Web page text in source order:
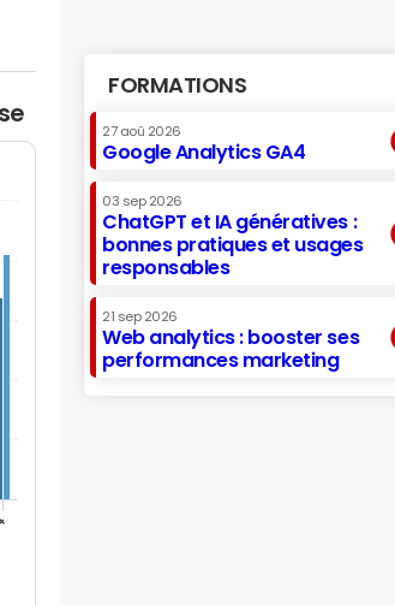
FORMATIONS
27 aoû 2026
Google Analytics GA4
03 sep 2026
ChatGPT et IA génératives :
bonnes pratiques et usages
responsables
21 sep 2026
Web analytics : booster ses
performances marketing